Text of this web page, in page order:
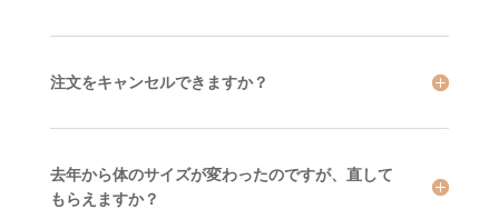
注文をキャンセルできますか？
去年から体のサイズが変わったのですが、直して
もらえますか？